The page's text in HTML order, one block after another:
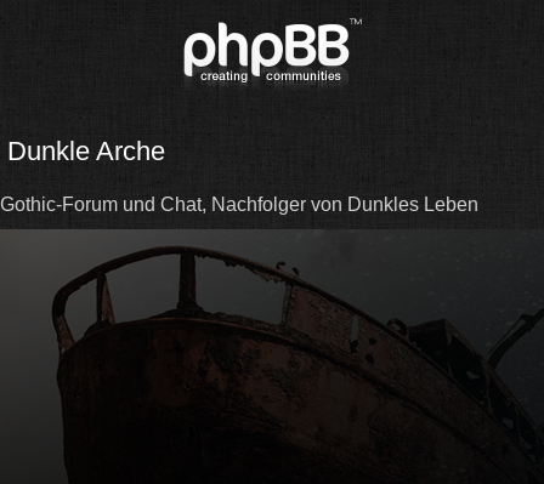
Dunkle Arche
Gothic-Forum und Chat, Nachfolger von Dunkles Leben